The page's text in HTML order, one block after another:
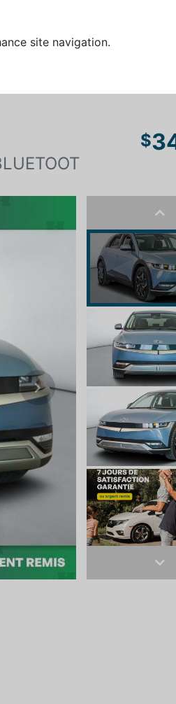
site navigation.
$
Next